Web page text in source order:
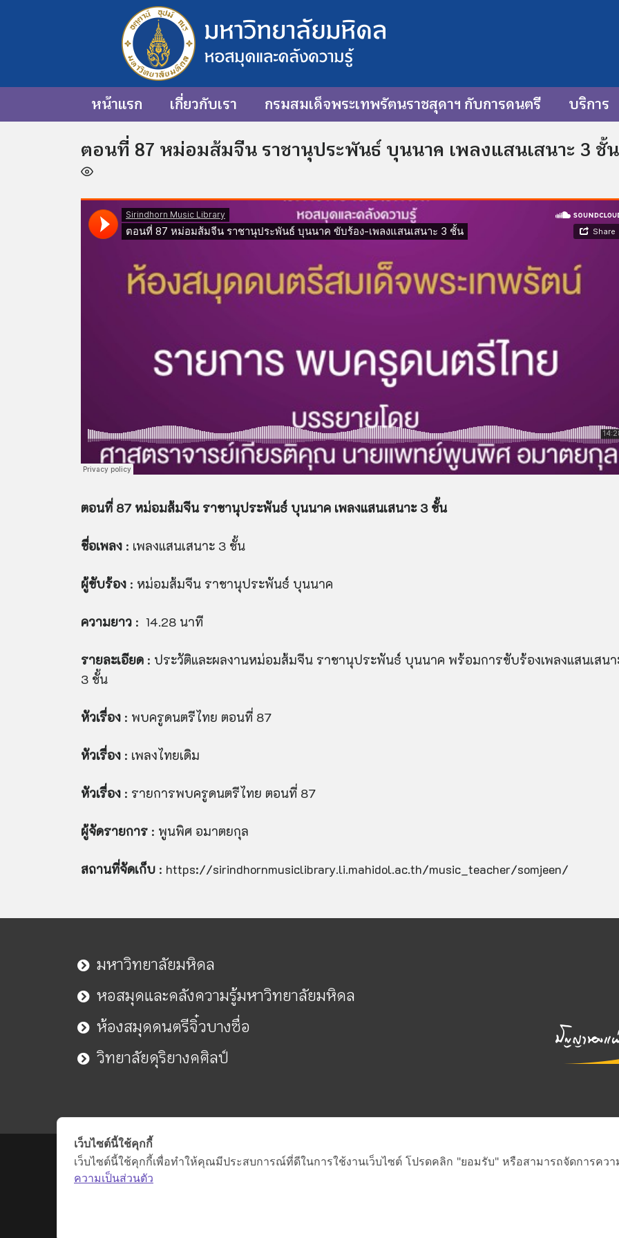
หน้าแรก เกี่ยวกับเรา กรมสมเด็จพระเทพรัตนราชสุดาฯ กับการดนตรี บริการ
ตอนที่ 87 หม่อมส้มจีน ราชานุประพันธ์ บุนนาค เพลงแสนเสนาะ 3 ชั้น
ตอนที่ 87 หม่อมส้มจีน ราชานุประพันธ์ บุนนาค เพลงแสนเสนาะ 3 ชั้น
ชื่อเพลง : เพลงแสนเสนาะ 3 ชั้น
ผู้ขับร้อง : หม่อมส้มจีน ราชานุประพันธ์ บุนนาค
ความยาว : 14.28 นาที
รายละเอียด : ประวัติและผลงานหม่อมส้มจีน ราชานุประพันธ์ บุนนาค พร้อมการขับร้องเพลงแสนเสนา
3 ชั้น
หัวเรื่อง : พบครูดนตรีไทย ตอนที่ 87
หัวเรื่อง : เพลงไทยเดิม
หัวเรื่อง : รายการพบครูดนตรีไทย ตอนที่ 87
ผู้จัดรายการ : พูนพิศ อมาตยกุล
สถานที่จัดเก็บ : https://sirindhornmusiclibrary.li.mahidol.ac.th/music_teacher/somjeen/
มหาวิทยาลัยมหิดล
หอสมุดและคลังความรู้มหาวิทยาลัยมหิดล
ห้องสมุดดนตรีจิ๋วบางซื่อ
วิทยาลัยดุริยางคศิลป์
เว็บไซต์นี้ใช้คุกกี้
เว็บไซต์นี้ใช้คุกกี้เพื่อทำให้คุณมีประสบการณ์ที่ดีในการใช้งานเว็บไซต์ โปรดคลิก "ยอมรับ" หรือสามารถจัดการควา
ความเป็นส่วนตัว